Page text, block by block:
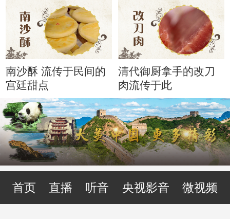
南沙酥 流传于民间的
宫廷甜点
清代御厨拿手的改刀
肉流传于此
首页 直播 听音 央视影音 微视频